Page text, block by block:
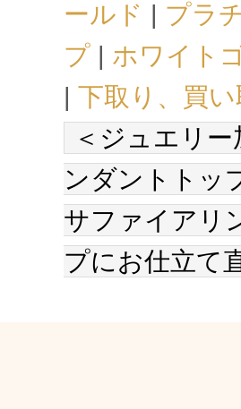
ールド | プラ
プ | ホワイト
| 下取り、買
＜ジュエリ
ンダントトッ
サファイアリ
プにお仕立て